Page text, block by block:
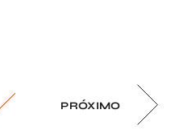
PRÓXIMO